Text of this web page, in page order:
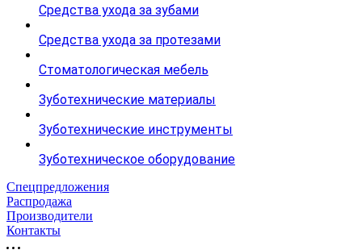
Средства ухода за зубами
Средства ухода за протезами
Стоматологическая мебель
Зуботехнические материалы
Зуботехнические инструменты
Зуботехническое оборудование
Спецпредложения
Распродажа
Производители
Контакты